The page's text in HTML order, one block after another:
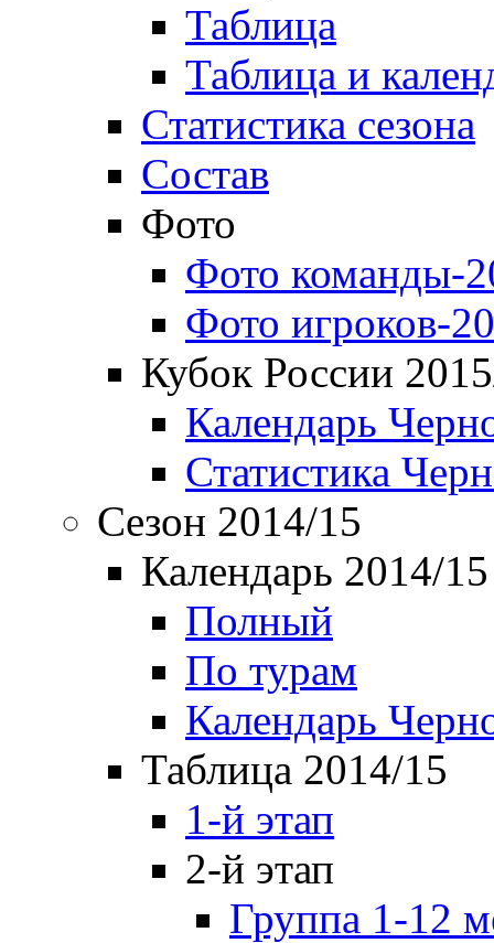
Таблица
Таблица и
Статистика сезона
Состав
Фото
Фото команды-
Фото игроков-
Кубок России
Календарь
Статистика
Сезон 2014/15
Календарь 2014/15
Полный
По турам
Календарь
Таблица 2014/15
1-й этап
2-й этап
Группа 1-12